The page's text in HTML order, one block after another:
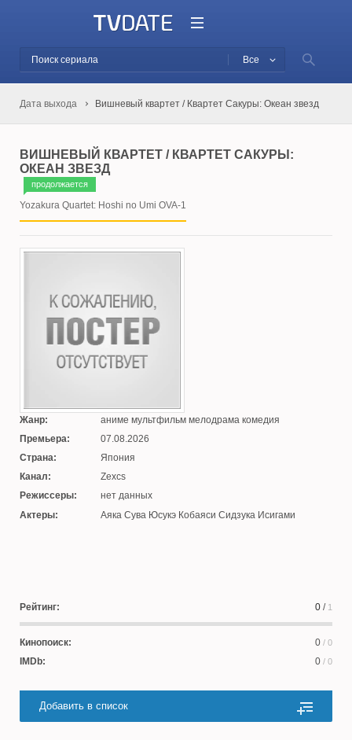
Все
Дата выхода Вишневый квартет / Квартет Сакуры: Океан звезд
ВИШНЕВЫЙ КВАРТЕТ / КВАРТЕТ САКУРЫ:
ОКЕАН ЗВЕЗД
продолжается
Yozakura Quartet: Hoshi no Umi OVA-1
Жанр:
аниме мультфильм мелодрама комедия
Премьера:
07.08.2026
Страна:
Япония
Канал:
Zexcs
Режиссеры:
нет данных
Актеры:
Аяка Сува Юсукэ Кобаяси Сидзука Исигами
Рейтинг: 0 / 1
Кинопоиск: 0 / 0
IMDb: 0 / 0
Добавить в список